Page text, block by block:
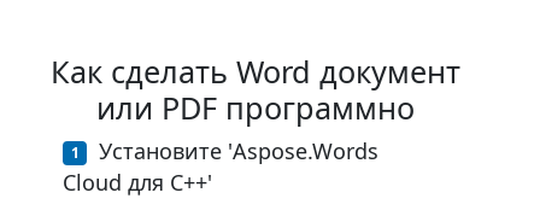
Как сделать Word документ
или PDF программно
Установите 'Aspose.Words
Cloud для C++'